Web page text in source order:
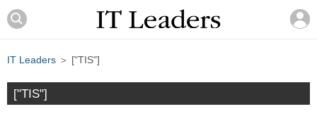
IT Leaders ＞ ["TIS"]
["TIS"]